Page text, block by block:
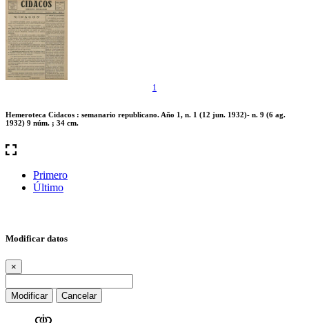
1
Hemeroteca Cidacos : semanario republicano. Año 1, n. 1 (12 jun. 1932)- n. 9 (6 ag.
1932) 9 núm. ; 34 cm.
Primero
Último
Modificar datos
×
Modificar Cancelar